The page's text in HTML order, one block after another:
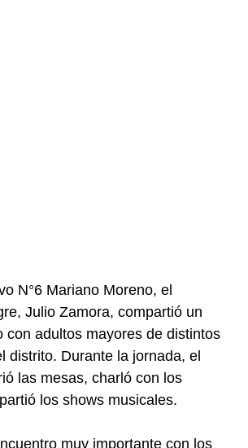
N°6 Mariano Moreno, el
Julio Zamora, compartió un
con adultos mayores de distintos
distrito. Durante la jornada, el
las mesas, charló con los
los shows musicales.
muy importante con los